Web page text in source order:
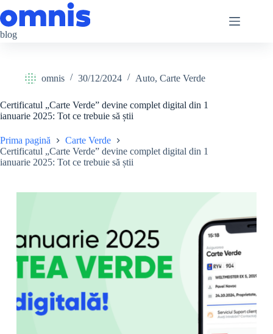
la
conținut
blog
omnis 30/12/2024 Auto, Carte Verde
Certificatul „Carte Verde” devine complet digital din 1
ianuarie 2025: Tot ce trebuie să știi
Prima pagină
Carte Verde
Certificatul „Carte Verde” devine complet digital din 1
ianuarie 2025: Tot ce trebuie să știi